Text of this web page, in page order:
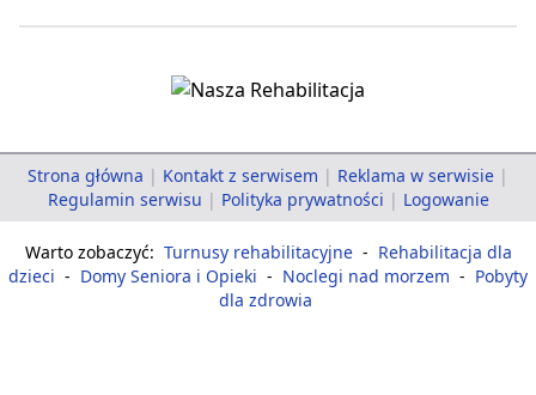
Strona główna | Kontakt z serwisem | Reklama w serwisie |
Regulamin serwisu | Polityka prywatności | Logowanie
Warto zobaczyć: Turnusy rehabilitacyjne - Rehabilitacja dla
dzieci - Domy Seniora i Opieki - Noclegi nad morzem - Pobyty
dla zdrowia